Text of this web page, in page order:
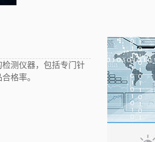
测仪器，包括专门针
格率。